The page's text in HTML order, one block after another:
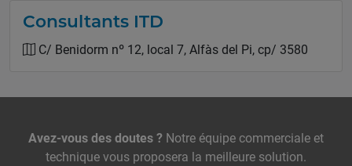
Consultants ITD
C/ Benidorm nº 12, local 7, Alfàs del Pi, cp/ 3580
Avez-vous des doutes ? Notre équipe commerciale et
technique vous proposera la meilleure solution.